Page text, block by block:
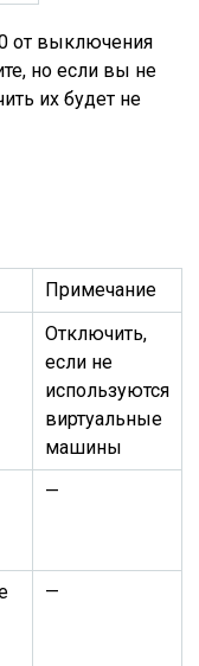
от выключения
но если вы не
их будет не
Примечание
Отключить,
если не
используются
виртуальные
машины
—
—